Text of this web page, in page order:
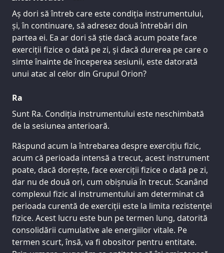
Aș dori să întreb care este condiția instrumentului,
și, în continuare, să adresez două întrebări din
partea ei. Ea ar dori să știe dacă acum poate face
exerciții fizice o dată pe zi, și dacă durerea pe care o
simte înainte de începerea sesiunii, este datorată
unui atac al celor din Grupul Orion?
Ra
Sunt Ra. Condiția instrumentului este neschimbată
de la sesiunea anterioară.
Răspund acum la întrebarea despre exercițiu fizic,
acum că perioada intensă a trecut, acest instrument
poate, dacă dorește, face exerciții fizice o dată pe zi,
dar nu de două ori, cum obișnuia în trecut. Scanând
complexul fizic al instrumentului am determinat că
perioada curentă de exerciții este la limita rezistenței
fizice. Acest lucru este bun pe termen lung, datorită
consolidării cumulative ale energiilor vitale. Pe
termen scurt, însă, va fi obositor pentru entitate.